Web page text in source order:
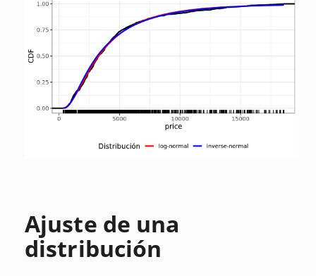
Ajuste de una
distribución